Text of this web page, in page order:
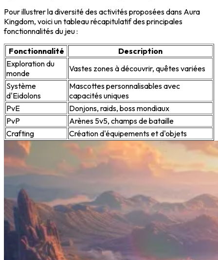
Pour illustrer la diversité des activités proposées dans Aura
Kingdom, voici un tableau récapitulatif des principales
fonctionnalités du jeu :
Fonctionnalité
Description
Exploration du
monde
Vastes zones à découvrir, quêtes variées
Système
d'Eidolons
Mascottes personnalisables avec
capacités uniques
PvE
Donjons, raids, boss mondiaux
PvP
Arènes 5v5, champs de bataille
Crafting
Création d'équipements et d'objets